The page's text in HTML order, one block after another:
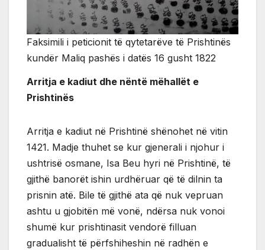
Faksimili i peticionit të qytetarëve të Prishtinës
kundër Maliq pashës i datës 16 gusht 1822
Arritja e kadiut dhe nëntë mëhallët e
Prishtinës
Arritja e kadiut në Prishtinë shënohet në vitin
1421. Madje thuhet se kur gjenerali i njohur i
ushtrisë osmane, Isa Beu hyri në Prishtinë, të
gjithë banorët ishin urdhëruar që të dilnin ta
prisnin atë. Bile të gjithë ata që nuk vepruan
ashtu u gjobitën më vonë, ndërsa nuk vonoi
shumë kur prishtinasit vendorë filluan
gradualisht të përfshiheshin në radhën e